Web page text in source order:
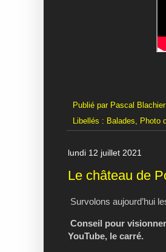
Publié par Pascal Blachier
Libellés : Balades, Photo
lundi 12 juillet 2021
Le château de
Survolons aujourd’hui
Conseil pour
YouTube, le carré.